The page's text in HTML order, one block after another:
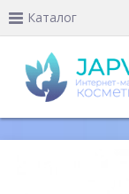
Каталог